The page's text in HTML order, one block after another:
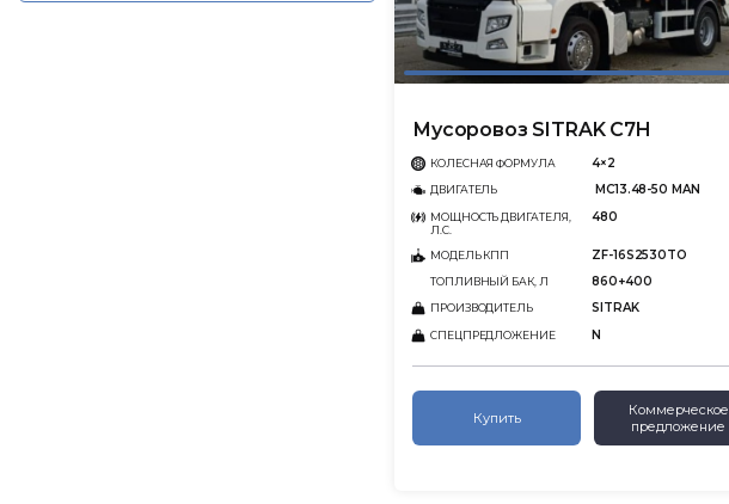
Мусоровоз SITRAK C7H
КОЛЕСНАЯ ФОРМУЛА 4×2
ДВИГАТЕЛЬ MC13.48-50 MAN
МОЩНОСТЬ ДВИГАТЕЛЯ,
Л.С.
480
МОДЕЛЬ КПП ZF-16S2530TO
ТОПЛИВНЫЙ БАК, Л 860+400
ПРОИЗВОДИТЕЛЬ SITRAK
СПЕЦПРЕДЛОЖЕНИЕ N
Купить
Коммерческое
предложение